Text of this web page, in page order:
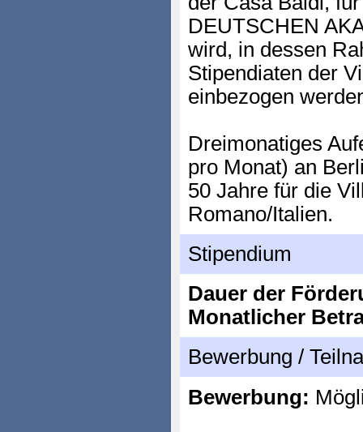
DEUTSCHEN
wird, in dessen
Stipendiaten der
einbezogen
Dreimonatiges
pro Monat) an
50 Jahre für die
Romano/Italien.
Stipendium
Dauer der
Monatlicher
Bewerbung /
Bewerbung: